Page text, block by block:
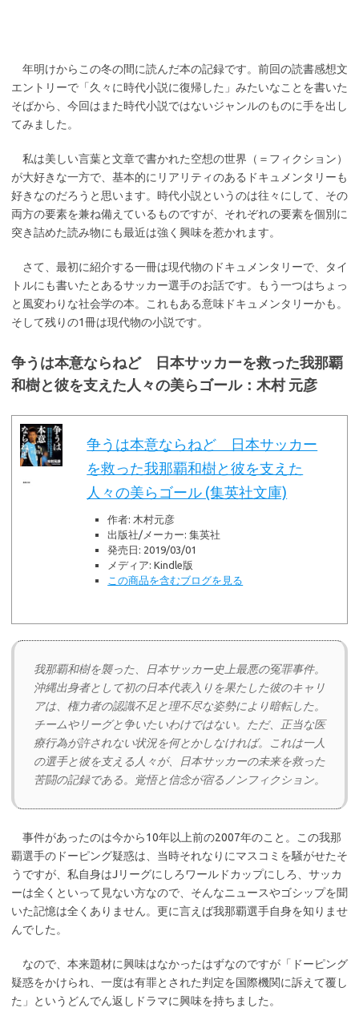
年明けからこの冬の間に読んだ本の記録です。前回の読書感想文
エントリーで「久々に時代小説に復帰した」みたいなことを書いた
そばから、今回はまた時代小説ではないジャンルのものに手を出し
てみました。
私は美しい言葉と文章で書かれた空想の世界（＝フィクション）
が大好きな一方で、基本的にリアリティのあるドキュメンタリーも
好きなのだろうと思います。時代小説というのは往々にして、その
両方の要素を兼ね備えているものですが、それぞれの要素を個別に
突き詰めた読み物にも最近は強く興味を惹かれます。
さて、最初に紹介する一冊は現代物のドキュメンタリーで、タイ
トルにも書いたとあるサッカー選手のお話です。もう一つはちょっ
と風変わりな社会学の本。これもある意味ドキュメンタリーかも。
そして残りの1冊は現代物の小説です。
争うは本意ならねど 日本サッカーを救った我那覇
和樹と彼を支えた人々の美らゴール：木村 元彦
争うは本意ならねど 日本サッカー
を救った我那覇和樹と彼を支えた
人々の美らゴール (集英社文庫)
作者: 木村元彦
出版社/メーカー: 集英社
発売日: 2019/03/01
メディア: Kindle版
この商品を含むブログを見る
我那覇和樹を襲った、日本サッカー史上最悪の冤罪事件。
沖縄出身者として初の日本代表入りを果たした彼のキャリ
アは、権力者の認識不足と理不尽な姿勢により暗転した。
チームやリーグと争いたいわけではない。ただ、正当な医
療行為が許されない状況を何とかしなければ。これは一人
の選手と彼を支える人々が、日本サッカーの未来を救った
苦闘の記録である。覚悟と信念が宿るノンフィクション。
事件があったのは今から10年以上前の2007年のこと。この我那
覇選手のドーピング疑惑は、当時それなりにマスコミを騒がせたそ
うですが、私自身はJリーグにしろワールドカップにしろ、サッカ
ーは全くといって見ない方なので、そんなニュースやゴシップを聞
いた記憶は全くありません。更に言えば我那覇選手自身を知りませ
んでした。
なので、本来題材に興味はなかったはずなのですが「ドーピング
疑惑をかけられ、一度は有罪とされた判定を国際機関に訴えて覆し
た」というどんでん返しドラマに興味を持ちました。